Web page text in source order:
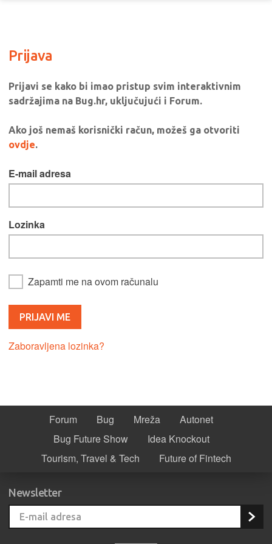
Prijava
Prijavi se kako bi imao pristup svim interaktivnim
sadržajima na Bug.hr, uključujući i Forum.
Ako još nemaš korisnički račun, možeš ga otvoriti
ovdje.
E-mail adresa
Lozinka
Zapamti me na ovom računalu
Zaboravljena lozinka?
Forum Bug Mreža
Autonet
Bug Future Show
Idea Knockout
Tourism, Travel & Tech
Future of Fintech
Newsletter